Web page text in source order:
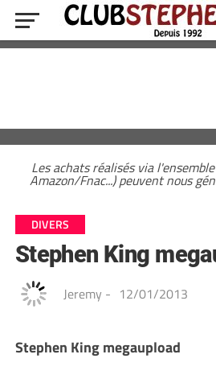
Les achats réalisés via
Amazon/Fnac...) peuvent nous
DIVERS
Stephen King
Jeremy - 12/01/2013
Stephen King megaupload